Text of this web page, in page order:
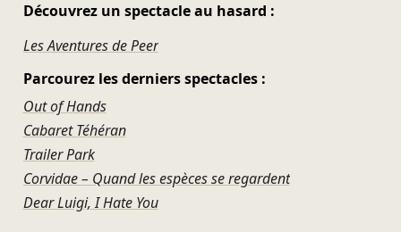
Découvrez un spectacle au hasard :
Les Aventures de Peer
Parcourez les derniers spectacles :
Out of Hands
Cabaret Téhéran
Trailer Park
Corvidae – Quand les espèces se regardent
Dear Luigi, I Hate You